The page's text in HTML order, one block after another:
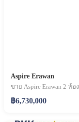
Aspire Erawan
ขาย Aspire Erawan 2 ห้
฿6,730,000